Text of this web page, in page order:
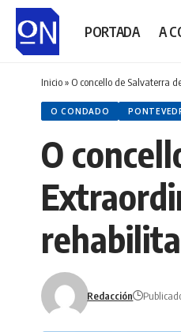
PORTADA A
Inicio» O concello de Salvaterra
O CONDADO
O
Redacción